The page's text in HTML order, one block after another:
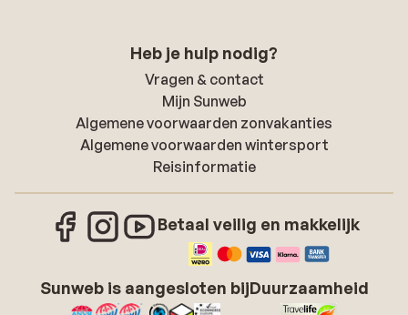
Heb je hulp nodig?
Vragen & contact
Mijn Sunweb
Algemene voorwaarden zonvakanties
Algemene voorwaarden wintersport
Reisinformatie
Betaal veilig en makkelijk
Sunweb is aangesloten bijDuurzaamheid